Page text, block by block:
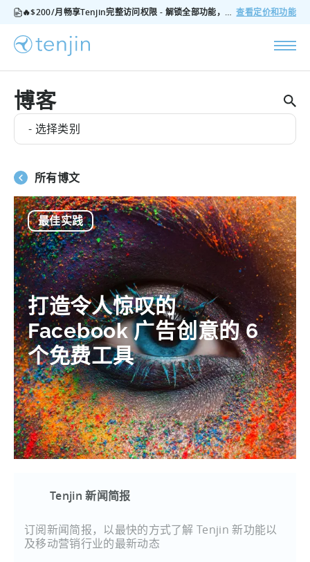
🔥$200/月畅享Tenjin完整访问权限 - 解锁全部功能，无隐藏费用，随时可取消 查看定价和功能
博客
- 选择类别
所有博文
最佳实践
打造令人惊叹的
Facebook 广告创意的 6
个免费工具
Tenjin 新闻简报
订阅新闻简报，以最快的方式了解 Tenjin 新功能以
及移动营销行业的最新动态